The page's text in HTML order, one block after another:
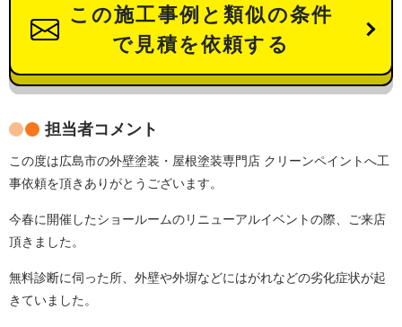
この施工事例と類似の条件
で見積を依頼する
担当者コメント
この度は広島市の外壁塗装・屋根塗装専門店 クリーンペイントへ工
事依頼を頂きありがとうございます。
今春に開催したショールームのリニューアルイベントの際、ご来店
頂きました。
無料診断に伺った所、外壁や外塀などにはがれなどの劣化症状が起
きていました。